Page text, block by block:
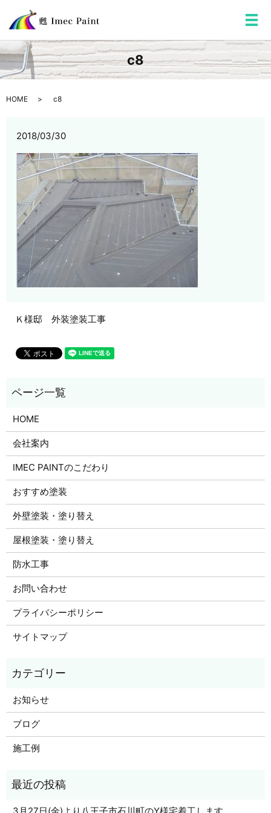
メ
c8
HOME c8
2018/03/30
Ｋ様邸 外装塗装工事
HOME
会社案内
IMEC PAINTのこだわり
おすすめ塗装
外壁塗装・塗り替え
屋根塗装・塗り替え
防水工事
お問い合わせ
プライバシーポリシー
サイトマップ
お知らせ
ブログ
施工例